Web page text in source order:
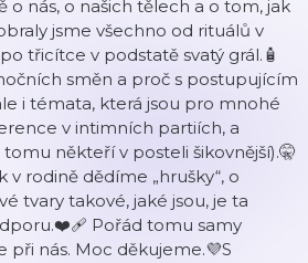
nás, o našich tělech a o tom, jak
jsme všechno od rituálů v
třicítce v podstatě svatý grál.🧴
směn a proč s postupujícím
i témata, která jsou pro mnohé
v intimních partiích, a
někteří v posteli šikovnější).🤫
rodině dědíme „hrušky“, o
tvary takové, jaké jsou, je ta
Pořád tomu samy
při nás. Moc děkujeme.💜S